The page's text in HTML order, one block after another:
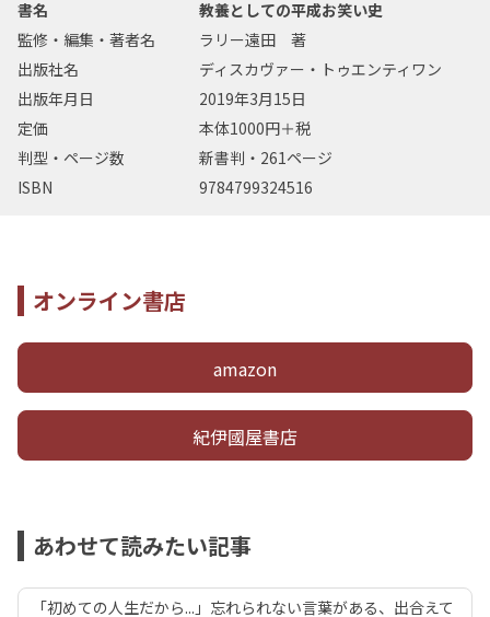
書名
教養としての平成お笑い史
監修・編集・著者名
ラリー遠田 著
出版社名
ディスカヴァー・トゥエンティワン
出版年月日
2019年3月15日
定価
本体1000円＋税
判型・ページ数
新書判・261ページ
ISBN
9784799324516
オンライン書店
amazon
紀伊國屋書店
あわせて読みたい記事
「初めての人生だから...」忘れられない言葉がある、出合えて